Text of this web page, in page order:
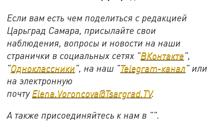
Если вам есть чем поделиться с редакцией
Царьград Самара, присылайте свои
наблюдения, вопросы и новости на наши
странички в социальных сетях "ВКонтакте",
"Одноклассники", на наш "Telegram-канал" или
на электронную
почту Elena.Voroncova@Tsargrad.TV.
А также присоединяйтесь к нам в "".